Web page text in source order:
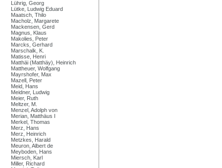
Lührig, Georg
Lütke, Ludwig Eduard
Maatsch, Thilo
Macholz, Margarete
Mackensen, Gerd
Magnus, Klaus
Makolies, Peter
Marcks, Gerhard
Marschalk, K.
Matisse, Henri
Matthäi (Matthäy), Heinrich
Mattheuer, Wolfgang
Mayrshofer, Max
Mazell, Peter
Meid, Hans
Meidner, Ludwig
Meier, Ruth
Meltzer, M.
Menzel, Adolph von
Merian, Matthäus I
Merkel, Thomas
Merz, Hans
Merz, Heinrich
Metzkes, Harald
Meuron, Albert de
Meyboden, Hans
Miersch, Karl
Miller, Richard